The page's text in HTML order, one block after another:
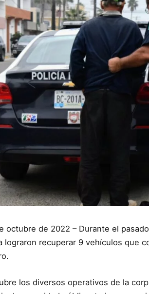
octubre de 2022 – Durante el
lograron recuperar 9 vehículos que
los diversos operativos de la